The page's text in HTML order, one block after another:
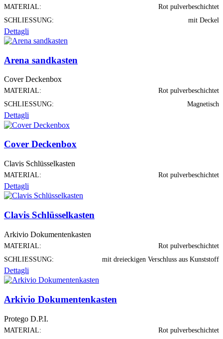
MATERIAL:
Rot pulverbeschichtet
SCHLIESSUNG:
mit Deckel
Dettagli
Arena sandkasten
Cover Deckenbox
MATERIAL:
Rot pulverbeschichtet
SCHLIESSUNG:
Magnetisch
Dettagli
Cover Deckenbox
Clavis Schlüsselkasten
MATERIAL: Rot pulverbeschichtet
Dettagli
Clavis Schlüsselkasten
Arkivio Dokumentenkasten
MATERIAL:
Rot pulverbeschichtet
SCHLIESSUNG:
mit dreieckigen Verschluss aus Kunststoff
Dettagli
Arkivio Dokumentenkasten
Protego D.P.I.
MATERIAL:
Rot pulverbeschichtet